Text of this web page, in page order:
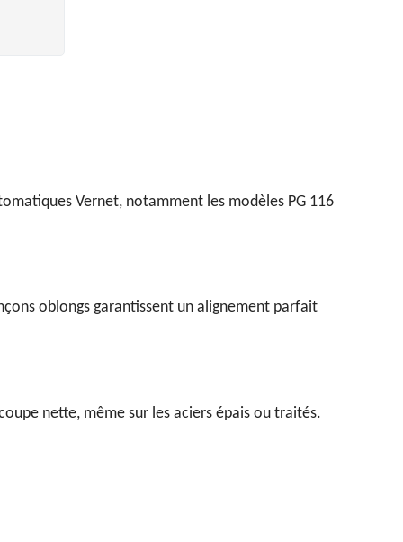
Vernet, notamment les modèles PG 116
oblongs garantissent un alignement parfait
nette, même sur les aciers épais ou traités.